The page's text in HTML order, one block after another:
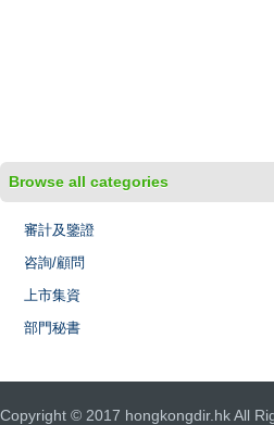
Browse all categories
審計及鑒證
咨詢/顧問
上市集資
部門秘書
Copyright © 2017 hongkongdir.hk All